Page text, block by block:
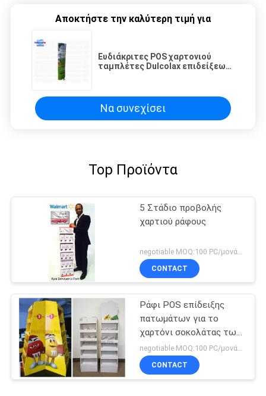
Αποκτήστε την καλύτερη τιμή για
Ευδιάκριτες POS χαρτονιού
ταμπλέτες Dulcolax επιδείξεων
Να συνεχίσει
Top Προϊόντα
5 Στάδιο προβολής
χαρτιού ράφους
CONTACT
Ράφι POS επίδειξης
πατωμάτων για το
χαρτόνι σοκολάτας των
ΚΚ που γίνεται με το
λογότυπο του πελάτη
negotiable MOQ:100 PC/μονάδα
CONTACT